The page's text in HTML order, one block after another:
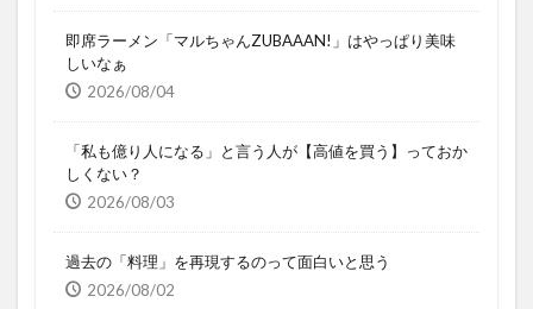
即席ラーメン「マルちゃんZUBAAAN!」はやっぱり美味
しいなぁ
2026/08/04
「私も億り人になる」と言う人が【高値を買う】っておか
しくない？
2026/08/03
過去の「料理」を再現するのって面白いと思う
2026/08/02